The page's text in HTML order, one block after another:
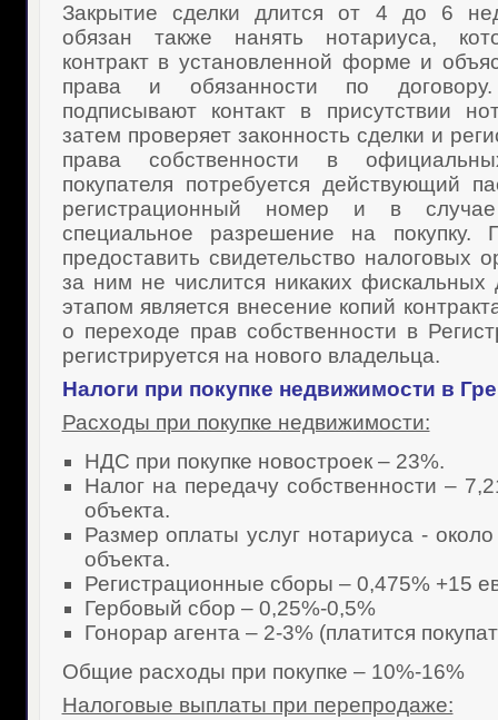
Закрытие сделки длится от 4 до 6
обязан также нанять нотариуса,
контракт в установленной форме и
права и обязанности по
подписывают контакт в присутствии
затем проверяет законность сделки и
права собственности в
покупателя потребуется действующий
регистрационный номер и в случае
специальное разрешение на покупку.
предоставить свидетельство налоговых
за ним не числится никаких фискальных
этапом является внесение копий
о переходе прав собственности в
регистрируется на нового владельца.
Налоги при покупке недвижимости в
Расходы при покупке недвижимости:
НДС при покупке новостроек – 23%.
Налог на передачу собственности –
объекта.
Размер оплаты услуг нотариуса -
объекта.
Регистрационные сборы – 0,475% +15
Гербовый сбор – 0,25%-0,5%
Гонорар агента – 2-3% (платится
Общие расходы при покупке – 10%-16%
Налоговые выплаты при перепродаже: